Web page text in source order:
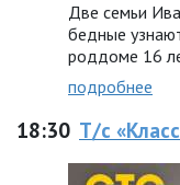
Две семьи
бедные
роддоме 16
подробнее
18:30 Т/с